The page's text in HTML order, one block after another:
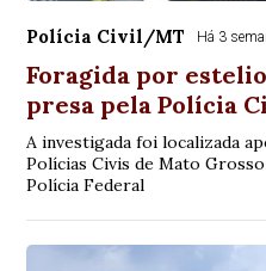
Polícia Civil/MT Há 3
Foragida por
presa pela Polícia
A investigada foi localizada
Polícias Civis de Mato
Polícia Federal